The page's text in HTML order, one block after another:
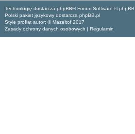
Technologię dostarcza phpBB® Forum Software © phpBB
Polski pakiet językowy dostarcza phpBB.pl
Style proflat autor: ©Mazeltof 2017
Zasady ochrony danych osobowych | Regulamin